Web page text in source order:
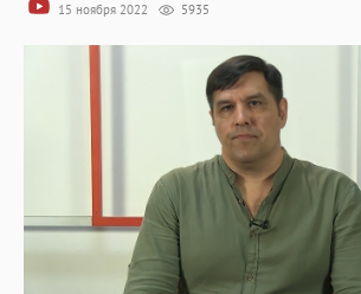
15 ноября 2022 5935